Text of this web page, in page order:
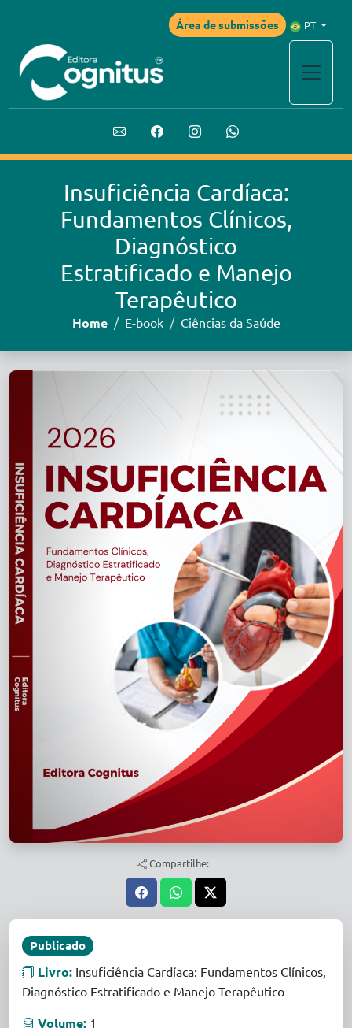
Área de submissões PT
Insuficiência Cardíaca:
Fundamentos Clínicos,
Diagnóstico
Estratificado e Manejo
Terapêutico
Home E-book Ciências da Saúde
Compartilhe:
Publicado
Livro: Insuficiência Cardíaca: Fundamentos Clínicos,
Diagnóstico Estratificado e Manejo Terapêutico
Volume: 1